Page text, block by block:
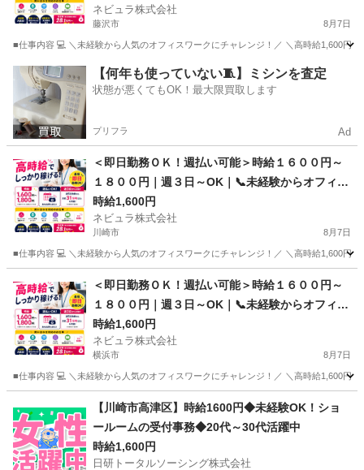
【Ow01】
ネビュラ株式会社
藤沢市 8月7日
■仕事内容 💻 ＼未経験から人気のオフィスワークにチャレンジ！／ ＼高時給1,600円
神奈川 藤沢市 事務 カスタマー
【何年も使っていない🧵】ミシンを査定
状態が悪くてもOK！最大限買取します
プリフラ Ad
＜即日勤務ＯＫ！週払い可能＞時給１６００円～
１８００円｜週３日～OK｜📞未経験からオフィス
ワークへ📞カスタマーサポート｜東京都内勤務
【Ow01】
時給1,600円
ネビュラ株式会社
川崎市 8月7日
■仕事内容 💻 ＼未経験から人気のオフィスワークにチャレンジ！／ ＼高時給1,600円
事務 カスタマー
＜即日勤務ＯＫ！週払い可能＞時給１６００円～
１８００円｜週３日～OK｜📞未経験からオフィス
ワークへ📞カスタマーサポート｜東京都内勤務
【Ow01】
時給1,600円
ネビュラ株式会社
横浜市 8月7日
■仕事内容 💻 ＼未経験から人気のオフィスワークにチャレンジ！／ ＼高時給1,600円
事務 カスタマー
【川崎市高津区】時給1600円◆未経験OK！ショ
ールームの受付事務◆20代～30代活躍中
時給1,600円
日研トータルソーシング株式会社